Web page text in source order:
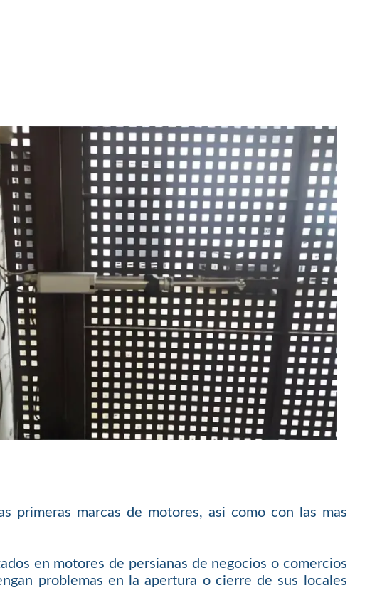
primeras marcas de motores, asi como con las mas
en motores de persianas de negocios o comercios
problemas en la apertura o cierre de sus locales